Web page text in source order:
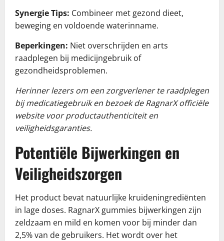
Synergie Tips: Combineer met gezond dieet,
beweging en voldoende waterinname.
Beperkingen: Niet overschrijden en arts
raadplegen bij medicijngebruik of
gezondheidsproblemen.
Herinner lezers om een zorgverlener te raadplegen
bij medicatiegebruik en bezoek de RagnarX officiële
website voor productauthenticiteit en
veiligheidsgaranties.
Potentiële Bijwerkingen en
Veiligheidszorgen
Het product bevat natuurlijke kruideningrediënten
in lage doses. RagnarX gummies bijwerkingen zijn
zeldzaam en mild en komen voor bij minder dan
2,5% van de gebruikers. Het wordt over het